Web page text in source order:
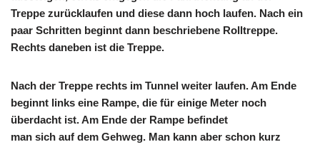
Treppe zurücklaufen und diese dann hoch laufen. Nach ein
paar Schritten beginnt dann beschriebene Rolltreppe.
Rechts daneben ist die Treppe.
Nach der Treppe rechts im Tunnel weiter laufen. Am Ende
beginnt links eine Rampe, die für einige Meter noch
überdacht ist. Am Ende der Rampe befindet
man sich auf dem Gehweg. Man kann aber schon kurz